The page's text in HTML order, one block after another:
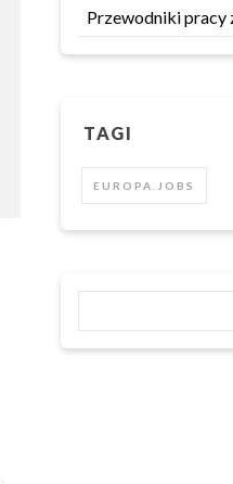
Przewodniki pracy
TAGI
EUROPA.JOBS